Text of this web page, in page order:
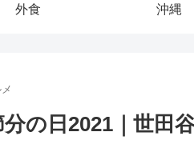
外食 沖縄
の日2021｜世田